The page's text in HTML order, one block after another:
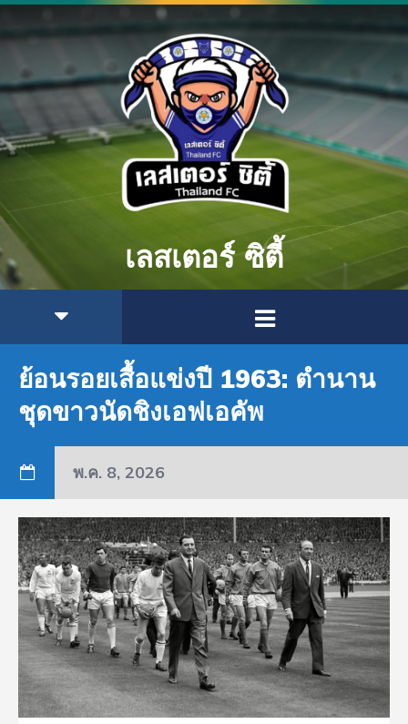
เลสเตอร์ ซิตี้
ย้อนรอยเสื้อแข่งปี 1963: ตำนาน
ชุดขาวนัดชิงเอฟเอคัพ
พ.ค. 8, 2026